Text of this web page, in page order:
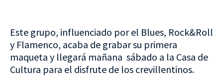
Este grupo, influenciado por el Blues, Rock&Roll
y Flamenco, acaba de grabar su primera
maqueta y llegará mañana sábado a la Casa de
Cultura para el disfrute de los crevillentinos.